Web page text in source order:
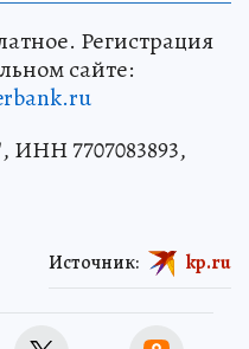
Регистрация
сайте:
7707083893,
Источник: kp.ru